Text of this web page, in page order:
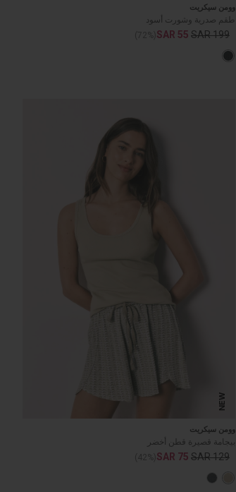
وومن سيكريت
طقم صدرية وشورت أسود
SAR 199
SAR 55
NEW
وومن سيكريت
بيجامة قصيرة قطن أخضر
SAR 129
SAR 75